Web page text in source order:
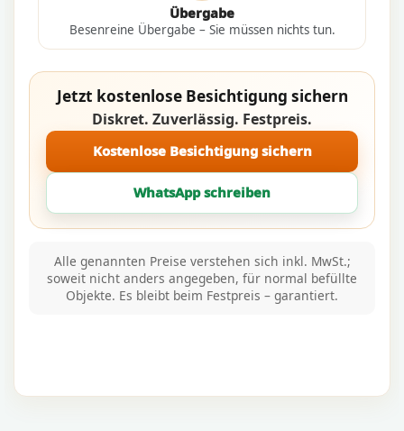
Übergabe
Besenreine Übergabe – Sie müssen nichts tun.
Jetzt kostenlose Besichtigung sichern
Diskret. Zuverlässig. Festpreis.
Kostenlose Besichtigung sichern
WhatsApp schreiben
Alle genannten Preise verstehen sich inkl. MwSt.;
soweit nicht anders angegeben, für normal befüllte
Objekte. Es bleibt beim Festpreis – garantiert.